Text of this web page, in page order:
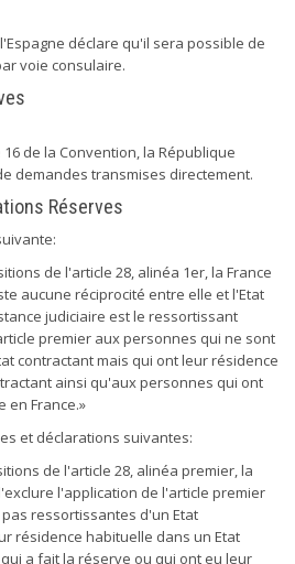
déclare qu'il sera possible de
voie consulaire.
de la Convention, la République
demandes transmises directement.
Réserves
de l'article 28, alinéa 1er, la France
aucune réciprocité entre elle et l'Etat
judiciaire est le ressortissant
premier aux personnes qui ne sont
contractant mais qui ont leur résidence
ainsi qu'aux personnes qui ont
en France.»
et déclarations suivantes:
de l'article 28, alinéa premier, la
l'application de l'article premier
ressortissantes d'un Etat
résidence habituelle dans un Etat
a fait la réserve ou qui ont eu leur